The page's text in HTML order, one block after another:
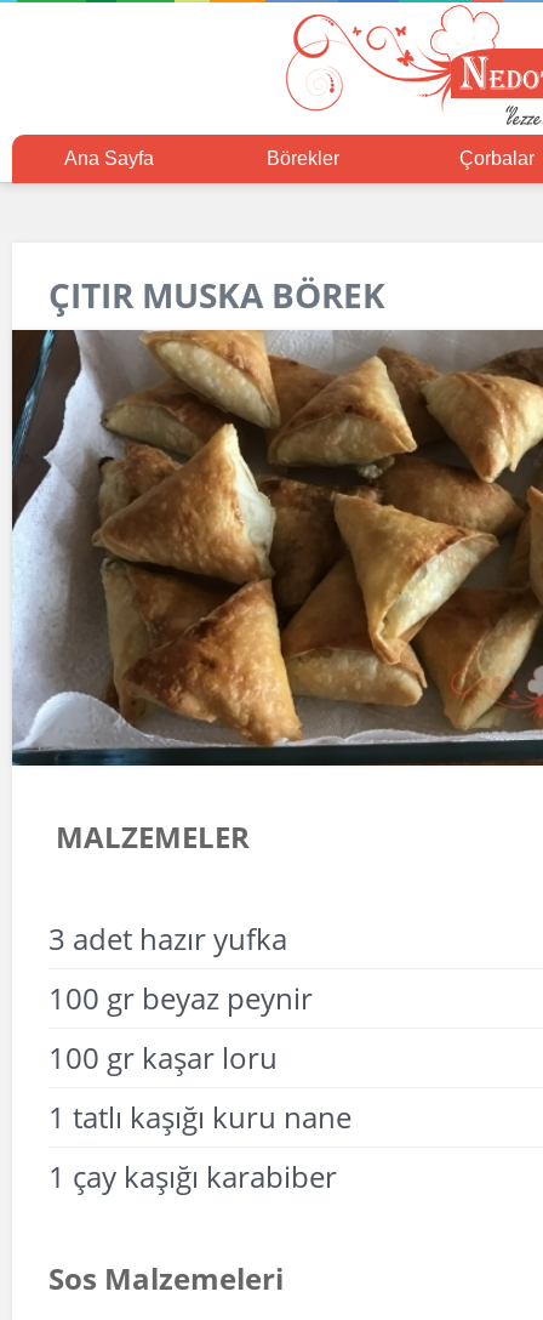
Ana Sayfa Börekler Çorbalar
ÇITIR MUSKA BÖREK
MALZEMELER
3 adet hazır yufka
100 gr beyaz peynir
100 gr kaşar loru
1 tatlı kaşığı kuru nane
1 çay kaşığı karabiber
Sos Malzemeleri